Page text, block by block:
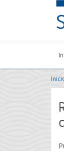
-
-